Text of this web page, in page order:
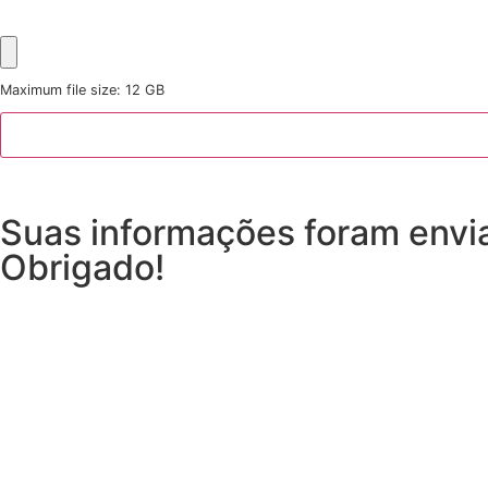
Maximum file size: 12 GB
Suas informações foram
Obrigado!